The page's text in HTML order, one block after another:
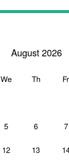
August 2026
We Th Fr
5 6 7
12 13